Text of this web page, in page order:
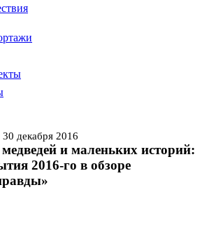
Все новости
30 декабря 2016
и маленьких историй:
2016-го в обзоре